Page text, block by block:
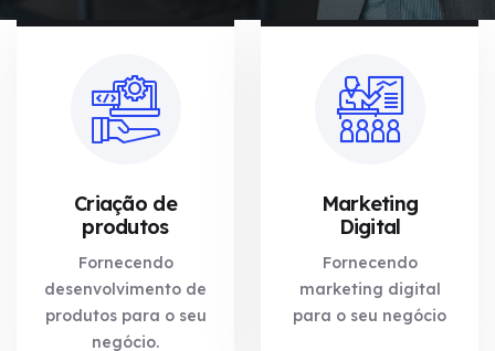
Criação de
produtos
Fornecendo
desenvolvimento de
produtos para o seu
negócio.
Marketing
Digital
Fornecendo
marketing digital
para o seu negócio